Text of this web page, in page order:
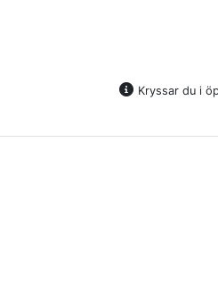
Kryssar du i